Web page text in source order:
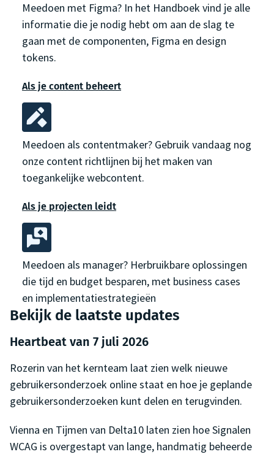
Meedoen met Figma? In het Handboek vind je alle
informatie die je nodig hebt om aan de slag te
gaan met de componenten, Figma en design
tokens.
Als je content beheert
Meedoen als contentmaker? Gebruik vandaag nog
onze content richtlijnen bij het maken van
toegankelijke webcontent.
Als je projecten leidt
Meedoen als manager? Herbruikbare oplossingen
die tijd en budget besparen, met business cases
en implementatiestrategieën
Bekijk de laatste updates
Heartbeat van 7 juli 2026
Rozerin van het kernteam laat zien welk nieuwe
gebruikersonderzoek online staat en hoe je geplande
gebruikersonderzoeken kunt delen en terugvinden.
Vienna en Tijmen van Delta10 laten zien hoe Signalen
WCAG is overgestapt van lange, handmatig beheerde